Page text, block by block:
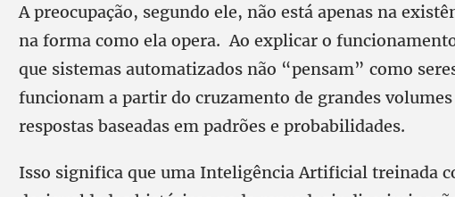
A preocupação, segundo ele, não está apenas na
na forma como ela opera. Ao explicar o
que sistemas automatizados não “pensam” como
funcionam a partir do cruzamento de grandes
respostas baseadas em padrões e probabilidades.
Isso significa que uma Inteligência Artificial treinada